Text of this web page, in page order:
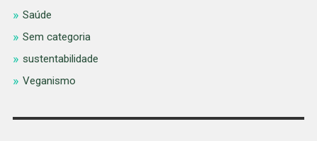
Saúde
Sem categoria
sustentabilidade
Veganismo